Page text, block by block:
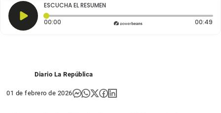
ESCUCHA EL RESUMEN
00:00 Tiempo transcurrido: 0 segundos 00:49
Diario La República
01 de febrero de 2026